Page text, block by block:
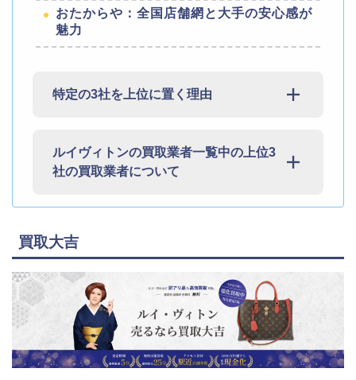
おたからや：全国店舗網と大手の安心感が
魅力
特定の3社を上位に置く理由
ルイヴィトンの買取業者一覧中の上位3
社の買取業者について
買取大吉